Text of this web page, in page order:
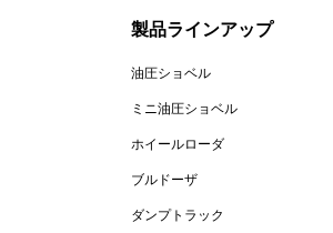
製品ラインアップ
油圧ショベル
ミニ油圧ショベル
ホイールローダ
ブルドーザ
ダンプトラック